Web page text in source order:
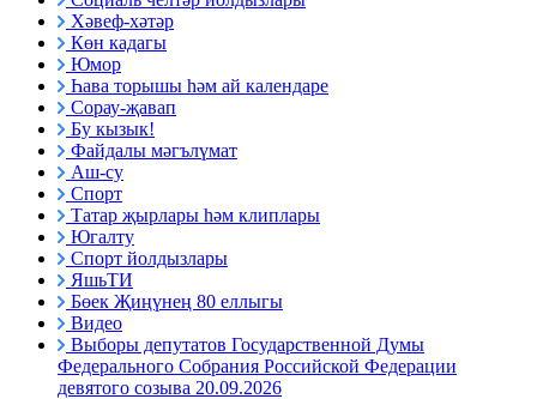
Хәвеф-хәтәр
Көн кадагы
Юмор
Һава торышы һәм ай календаре
Сорау-җавап
Бу кызык!
Файдалы мәгълүмат
Аш-су
Спорт
Татар җырлары һәм клиплары
Югалту
Спорт йолдызлары
ЯшьТИ
Бөек Җиңүнең 80 еллыгы
Видео
Выборы депутатов Государственной Думы
Федерального Собрания Российской Федерации
девятого созыва 20.09.2026